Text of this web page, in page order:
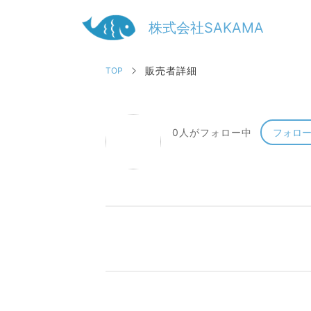
株式会社SAKAMA
TOP 販売者詳細
0人がフォロー中 フォロ